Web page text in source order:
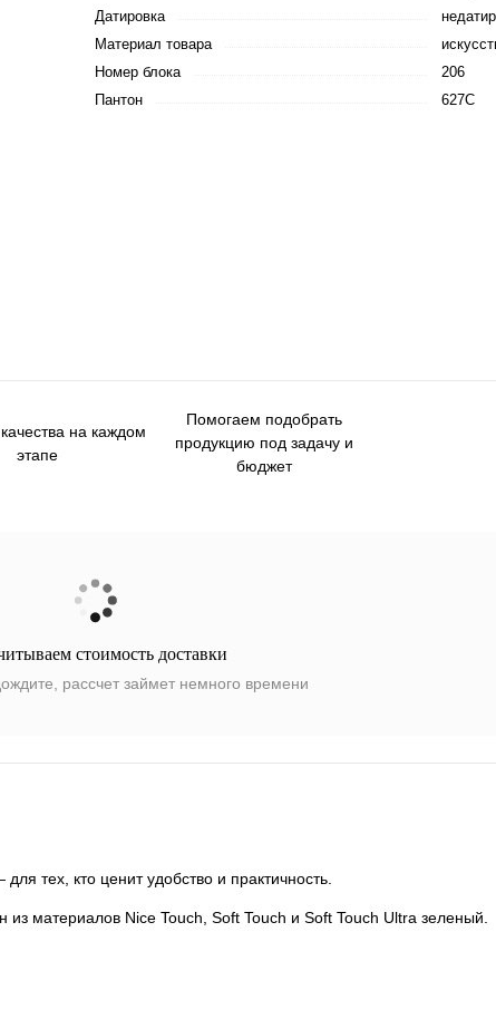
Датировка
Материал товара
Номер блока
206
Пантон
627C
на каждом
этапе
Помогаем подобрать
продукцию под задачу и
бюджет
стоимость доставки
рассчет займет немного времени
тех, кто ценит удобство и практичность.
материалов Nice Touch, Soft Touch и Soft Touch Ultra зеленый.